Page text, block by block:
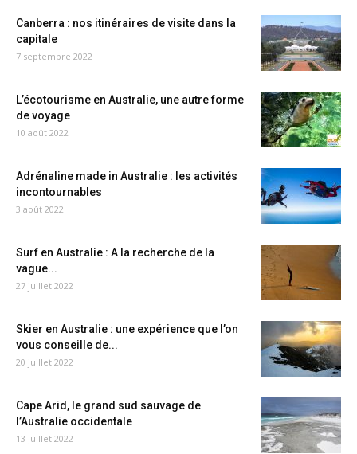
Canberra : nos itinéraires de visite dans la
capitale
7 septembre 2022
L’écotourisme en Australie, une autre forme
de voyage
10 août 2022
Adrénaline made in Australie : les activités
incontournables
3 août 2022
Surf en Australie : A la recherche de la
vague...
27 juillet 2022
Skier en Australie : une expérience que l’on
vous conseille de...
20 juillet 2022
Cape Arid, le grand sud sauvage de
l’Australie occidentale
13 juillet 2022